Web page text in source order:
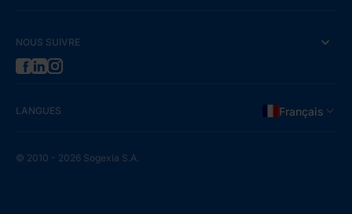
NOUS SUIVRE
LANGUES Français
© 2010 - 2026 Sogexia S.A.